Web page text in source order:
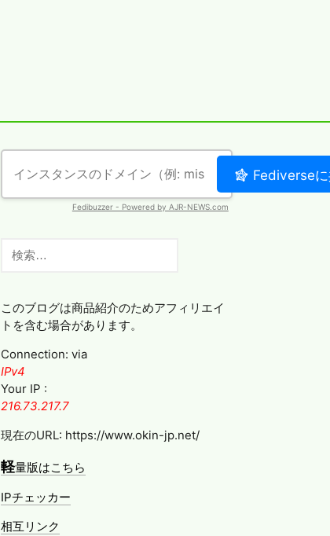
索:
このブログは商品紹介のためアフィリエイ
トを含む場合があります。
Connection: via
IPv4
Your IP :
216.73.217.7
現在のURL: https://www.okin-jp.net/
軽量版はこちら
IPチェッカー
相互リンク